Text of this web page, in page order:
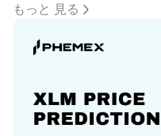
もっと 見る